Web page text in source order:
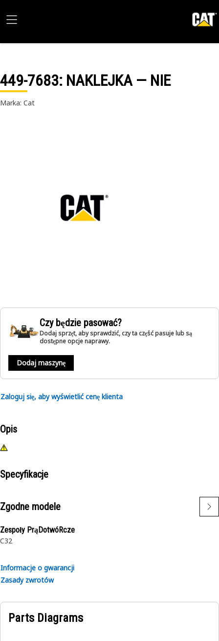
449-7683: NAKLEJKA — NIE
Marka: Cat
Czy będzie pasować?
Dodaj sprzęt, aby sprawdzić, czy ta część pasuje lub są
dostępne opcje naprawy.
Dodaj maszynę
Zaloguj się, aby wyświetlić cenę klienta
Opis
Specyfikacje
Zgodne modele
Zespoły PrąDotwóRcze
C32
Informacje o gwarancji
Zasady zwrotów
Parts Diagrams